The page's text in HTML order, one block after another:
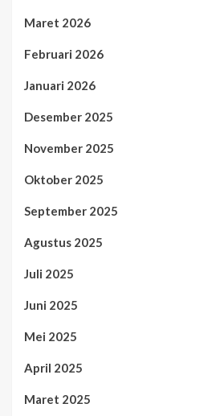
Maret 2026
Februari 2026
Januari 2026
Desember 2025
November 2025
Oktober 2025
September 2025
Agustus 2025
Juli 2025
Juni 2025
Mei 2025
April 2025
Maret 2025